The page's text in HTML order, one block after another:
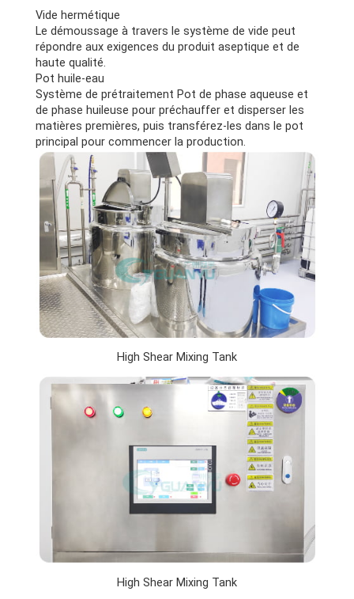
Vide hermétique
Le démoussage à travers le système de vide peut
répondre aux exigences du produit aseptique et de
haute qualité.
Pot huile-eau
Système de prétraitement Pot de phase aqueuse et
de phase huileuse pour préchauffer et disperser les
matières premières, puis transférez-les dans le pot
principal pour commencer la production.
High Shear Mixing Tank
High Shear Mixing Tank